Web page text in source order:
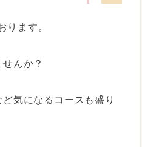
ります。
んか？
ど気になるコースも盛り